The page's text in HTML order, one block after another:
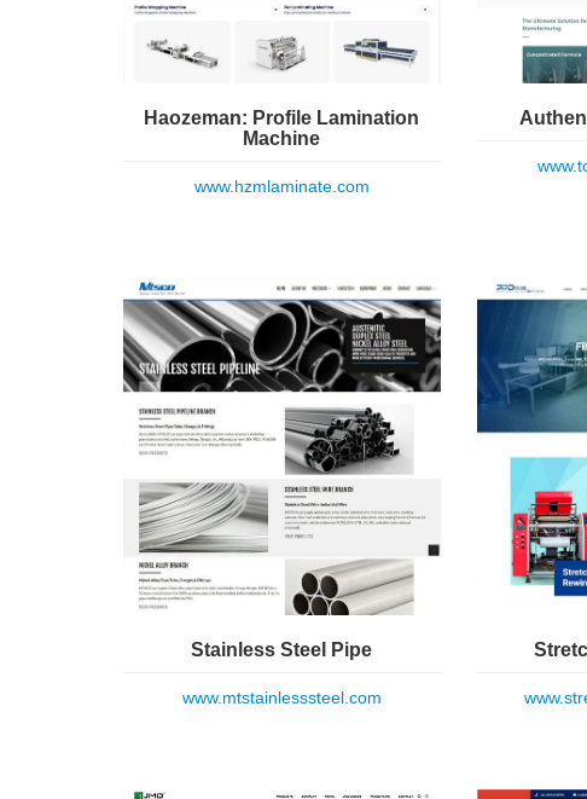
Haozeman: Profile Lamination
Machine
www.hzmlaminate.com
Stainless Steel Pipe
www.mtstainlesssteel.com